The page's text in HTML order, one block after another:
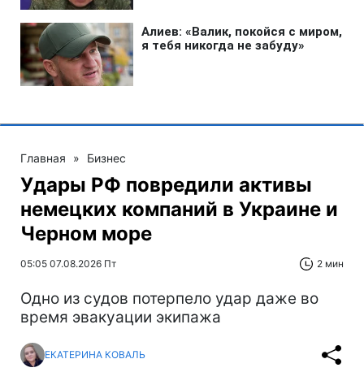
Главная » Бизнес
Удары РФ повредили активы
немецких компаний в Украине и
Черном море
05:05 07.08.2026 Пт 2 мин
Одно из судов потерпело удар даже во
время эвакуации экипажа
ЕКАТЕРИНА КОВАЛЬ